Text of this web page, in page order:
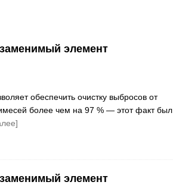
элемент
обеспечить очистку выбросов от
более чем на 97 % — этот факт был
элемент